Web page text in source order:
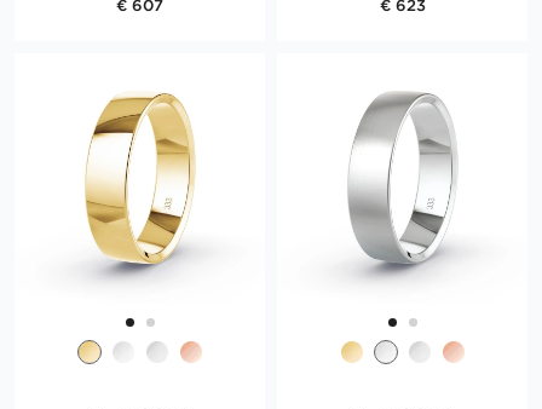
€ 607 € 623